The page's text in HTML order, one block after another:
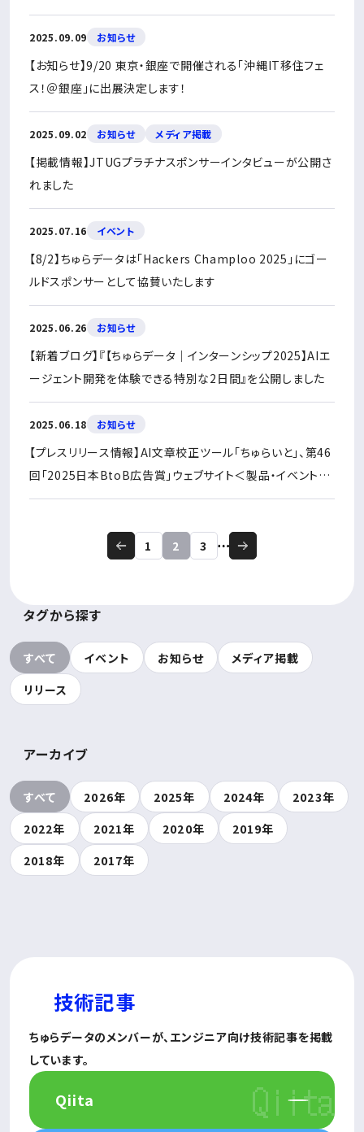
2025.09.09 お知らせ
【お知らせ】9/20 東京・銀座で開催される「沖縄IT移住フェ
ス！＠銀座」に出展決定します！
2025.09.02 お知らせ メディア掲載
【掲載情報】JTUGプラチナスポンサーインタビューが公開さ
れました
2025.07.16 イベント
【8/2】ちゅらデータは「Hackers Champloo 2025」にゴー
ルドスポンサーとして協賛いたします
2025.06.26 お知らせ
【新着ブログ】『【ちゅらデータ｜インターンシップ2025】AIエ
ージェント開発を体験できる特別な2日間』を公開しました
2025.06.18 お知らせ
【プレスリリース情報】AI文章校正ツール「ちゅらいと」、第46
回「2025日本BtoB広告賞」ウェブサイト＜製品・イベントP
R＞の部で金賞を受賞
1 2 3
タグから探す
すべて イベント お知らせ
メディア掲載
リリース
アーカイブ
すべて 2026年 2025年 2024年
2023年
2022年
2021年 2020年
2019年
2018年
2017年
技術記事
ちゅらデータのメンバーが、 エンジニア向け技術記事を掲載
しています。
Qiita